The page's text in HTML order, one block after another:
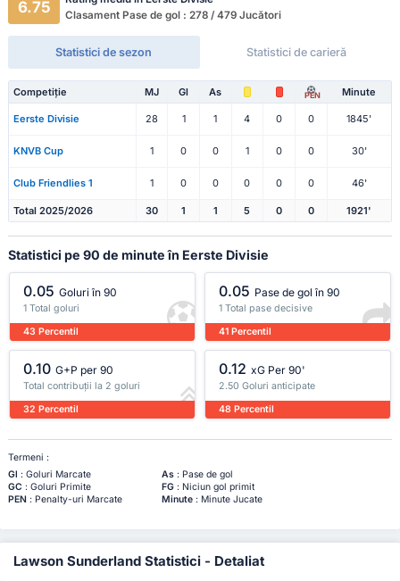
6.75
Clasament Pase de gol : 278 / 479 Jucători
Statistici de sezon Statistici de carieră
Competiție MJ Gl As PEN Minute
Eerste Divisie 28 1 1 4 0 0 1845'
KNVB Cup 1 0 0 1 0 0 30'
Club Friendlies 1 1 0 0 0 0 0 46'
Total 2025/2026 30 1 1 5 0 0 1921'
Statistici pe 90 de minute în Eerste Divisie
0.05 Goluri în 90
1 Total goluri
43 Percentil
0.05 Pase de gol în 90
1 Total pase decisive
41 Percentil
0.10 G+P per 90
Total contribuții la 2 goluri
32 Percentil
0.12 xG Per 90'
2.50 Goluri anticipate
48 Percentil
Termeni :
Gl : Goluri Marcate As: Pase de gol
GC : Goluri Primite FG: Niciun gol primit
PEN: Penalty-uri Marcate Minute: Minute Jucate
Lawson Sunderland Statistici - Detaliat